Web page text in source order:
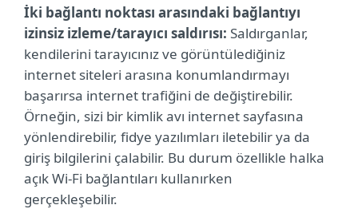
İki bağlantı noktası arasındaki bağlantıyı
izinsiz izleme/tarayıcı saldırısı: Saldırganlar,
kendilerini tarayıcınız ve görüntülediğiniz
internet siteleri arasına konumlandırmayı
başarırsa internet trafiğini de değiştirebilir.
Örneğin, sizi bir kimlik avı internet sayfasına
yönlendirebilir, fidye yazılımları iletebilir ya da
giriş bilgilerini çalabilir. Bu durum özellikle halka
açık Wi-Fi bağlantıları kullanırken
gerçekleşebilir.